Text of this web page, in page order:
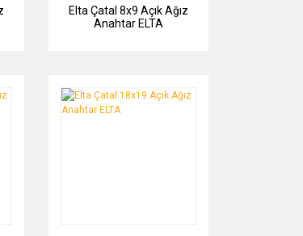
Elta Çatal 8x9 Açık Ağız
Anahtar ELTA